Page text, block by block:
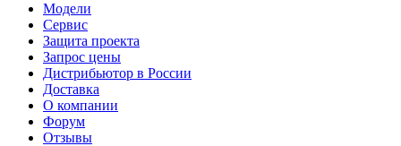
Модели
Сервис
Защита проекта
Запрос цены
Дистрибьютор в России
Доставка
О компании
Форум
Отзывы